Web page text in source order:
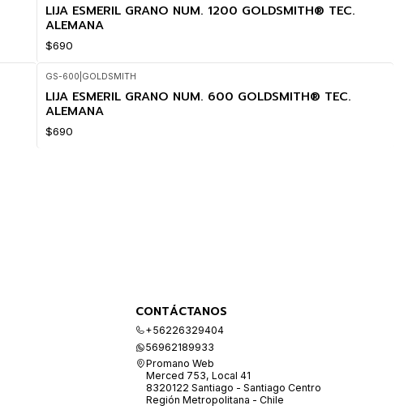
LIJA ESMERIL GRANO NUM. 1200 GOLDSMITH® TEC.
ALEMANA
$690
GS-600 GOLDSMITH
LIJA ESMERIL GRANO NUM. 600 GOLDSMITH® TEC.
ALEMANA
$690
CONTÁCTANOS
+56226329404
56962189933
Promano Web
Merced 753, Local 41
8320122 Santiago - Santiago Centro
Región Metropolitana - Chile